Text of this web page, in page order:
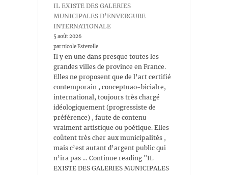
IL EXISTE DES GALERIES
MUNICIPALES D’ENVERGURE
INTERNATIONALE
5 août 2026
par nicole Esterolle
Il y en une dans presque toutes les
grandes villes de province en France.
Elles ne proposent que de l’art certifié
contemporain , conceptuao-bicialre,
international, toujours très chargé
idéologiquement (progressiste de
préférence) , faute de contenu
vraiment artistique ou poétique. Elles
coûtent très cher aux municipalités ,
mais c’est autant d’argent public qui
n’ira pas … Continue reading "IL
EXISTE DES GALERIES MUNICIPALES